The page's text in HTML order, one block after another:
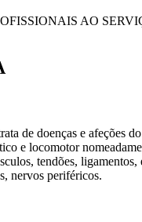
AO
de doenças e afeções
e locomotor
tendões, ligamentos,
nervos periféricos.